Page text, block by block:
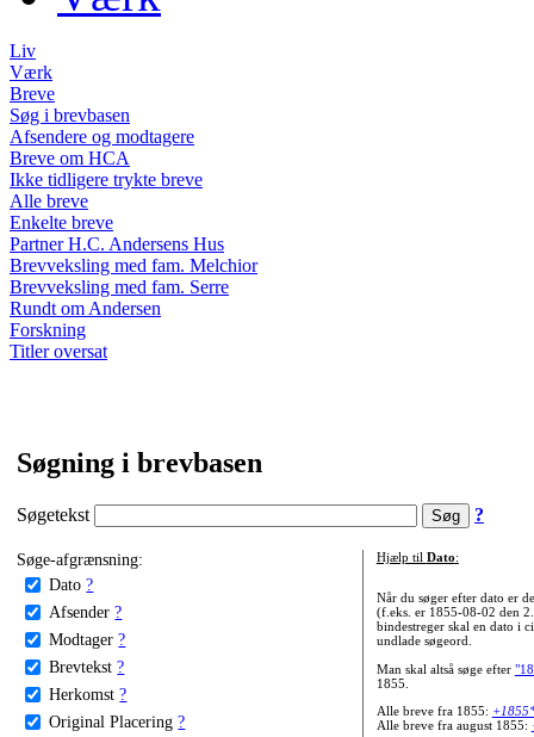
Liv
Værk
Breve
Søg i brevbasen
Afsendere og modtagere
Breve om HCA
Ikke tidligere trykte breve
Alle breve
Enkelte breve
Partner H.C. Andersens Hus
Brevveksling med fam. Melchior
Brevveksling med fam. Serre
Rundt om Andersen
Forskning
Titler oversat
Søgning i brevbasen
Søgetekst ?
Søge-afgrænsning:
Dato ?
Afsender ?
Modtager ?
Brevtekst ?
Herkomst ?
Original Placering ?
Hjælp til Dato:
Når du søger efter dato er
(f.eks. er 1855-08-02 den
bindestreger skal en dato i
undlade søgeord.
Man skal altså søge efter
1855.
Alle breve fra 1855:
Alle breve fra august 1855: